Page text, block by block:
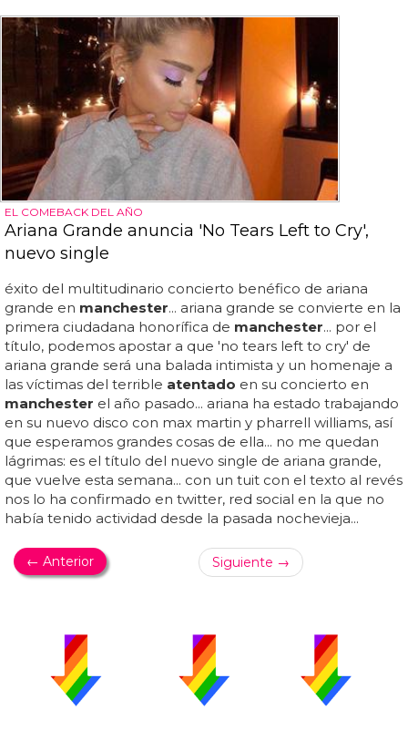
EL COMEBACK DEL AÑO
Ariana Grande anuncia 'No Tears Left to Cry',
nuevo single
éxito del multitudinario concierto benéfico de ariana
grande en manchester... ariana grande se convierte en la
primera ciudadana honorífica de manchester... por el
título, podemos apostar a que 'no tears left to cry' de
ariana grande será una balada intimista y un homenaje a
las víctimas del terrible atentado en su concierto en
manchester el año pasado... ariana ha estado trabajando
en su nuevo disco con max martin y pharrell williams, así
que esperamos grandes cosas de ella... no me quedan
lágrimas: es el título del nuevo single de ariana grande,
que vuelve esta semana... con un tuit con el texto al revés
nos lo ha confirmado en twitter, red social en la que no
había tenido actividad desde la pasada nochevieja...
← Anterior Siguiente →